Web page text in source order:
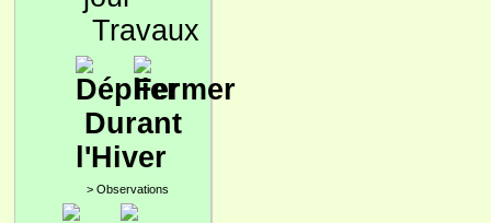
Travaux
Durant
l'Hiver
> Observations